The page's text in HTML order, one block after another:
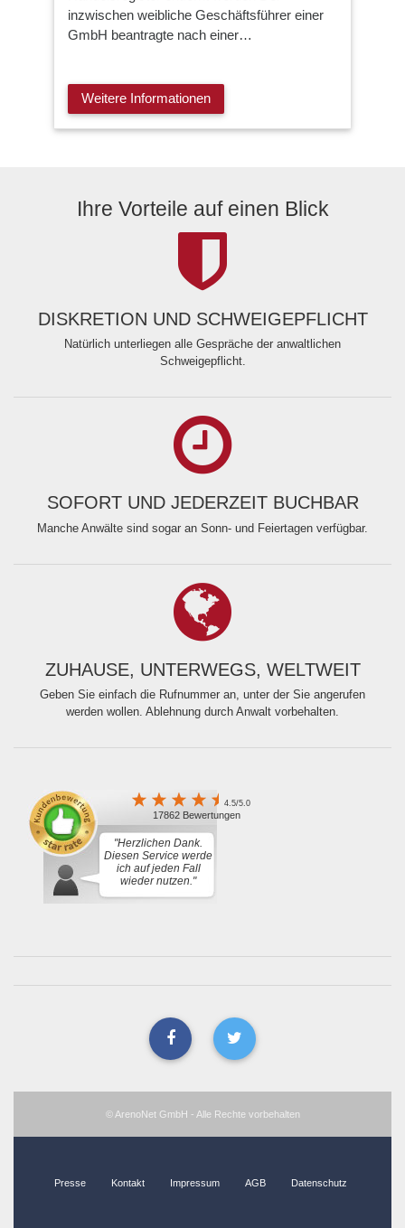
inzwischen weibliche Geschäftsführer einer
GmbH beantragte nach einer…
Weitere Informationen
Ihre Vorteile auf einen Blick
DISKRETION UND SCHWEIGEPFLICHT
Natürlich unterliegen alle Gespräche der anwaltlichen
Schweigepflicht.
SOFORT UND JEDERZEIT BUCHBAR
Manche Anwälte sind sogar an Sonn- und Feiertagen verfügbar.
ZUHAUSE, UNTERWEGS, WELTWEIT
Geben Sie einfach die Rufnummer an, unter der Sie angerufen
werden wollen. Ablehnung durch Anwalt vorbehalten.
4.5/5.0
17862 Bewertungen
"Herzlichen Dank.
Diesen Service werde
ich auf jeden Fall
wieder nutzen."
© ArenoNet GmbH - Alle Rechte vorbehalten
Presse Kontakt Impressum AGB Datenschutz